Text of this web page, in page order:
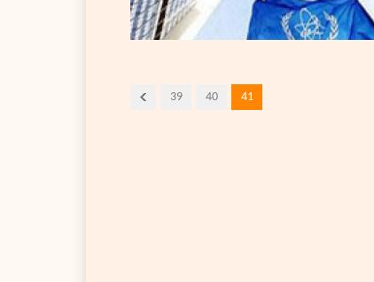
39 40 41